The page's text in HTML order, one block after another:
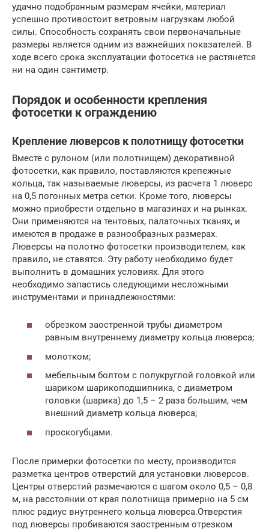
удачно подобранным размерам ячейки, материал
успешно противостоит ветровым нагрузкам любой
силы. Способность сохранять свои первоначальные
размеры является одним из важнейших показателей. В
ходе всего срока эксплуатации фотосетка не растянется
ни на один сантиметр.
Порядок и особенности крепления
фотосетки к ограждению
Крепление люверсов к полотнищу фотосетки
Вместе с рулоном (или полотнищем) декоративной
фотосетки, как правило, поставляются крепежные
кольца, так называемые люверсы, из расчета 1 люверс
на 0,5 погонных метра сетки. Кроме того, люверсы
можно приобрести отдельно в магазинах и на рынках.
Они применяются на тентовых, палаточных тканях, и
имеются в продаже в разнообразных размерах.
Люверсы на полотно фотосетки производителем, как
правило, не ставятся. Эту работу необходимо будет
выполнить в домашних условиях. Для этого
необходимо запастись следующими несложными
инструментами и принадлежностями:
обрезком заостренной трубы диаметром
равным внутреннему диаметру кольца люверса;
молотком;
мебельным болтом с полукруглой головкой или
шариком шарикоподшипника, с диаметром
головки (шарика) до 1,5 – 2 раза большим, чем
внешний диаметр кольца люверса;
проскогубцами.
После примерки фотосетки по месту, производится
разметка центров отверстий для установки люверсов.
Центры отверстий размечаются с шагом около 0,5 – 0,8
м, на расстоянии от края полотнища примерно на 5 см
плюс радиус внутреннего кольца люверса.Отверстия
под люверсы пробиваются заостренным отрезком